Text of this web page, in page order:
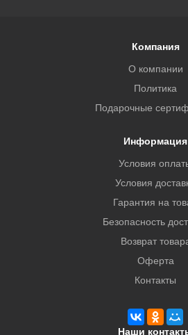
Компания
О компании
Политика
Подарочные
Информация
Условия
Условия
Гарантия на
Безопасность
Возврат
Оферта
Контакты
Наши